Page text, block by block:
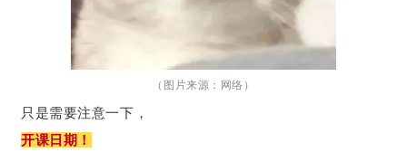
（图片来源：网络）
只是需要注意一下，
开课日期！